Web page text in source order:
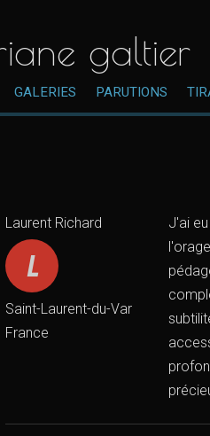
galtier
GALERIES PARUTIONS
Laurent Richard
Saint-Laurent-du-Var
France
J'ai